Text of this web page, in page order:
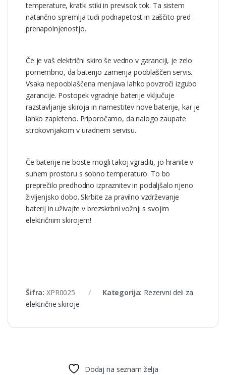
temperature, kratki stiki in previsok tok. Ta sistem
natančno spremlja tudi podnapetost in zaščito pred
prenapolnjenostjo.
Če je vaš električni skiro še vedno v garanciji, je zelo
pomembno, da baterijo zamenja pooblaščen servis.
Vsaka nepooblaščena menjava lahko povzroči izgubo
garancije. Postopek vgradnje baterije vključuje
razstavljanje skiroja in namestitev nove baterije, kar je
lahko zapleteno. Priporočamo, da nalogo zaupate
strokovnjakom v uradnem servisu.
Če baterije ne boste mogli takoj vgraditi, jo hranite v
suhem prostoru s sobno temperaturo. To bo
preprečilo predhodno izpraznitev in podaljšalo njeno
življenjsko dobo. Skrbite za pravilno vzdrževanje
baterij in uživajte v brezskrbni vožnji s svojim
električnim skirojem!
Šifra:XPR0025 Kategorija: Rezervni deli za
električne skiroje
Dodaj na seznam želja